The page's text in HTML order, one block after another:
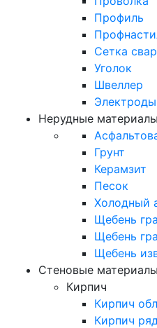
Профиль
Сетка
Уголок
Швеллер
Электроды
Нерудные материалы
Грунт
Керамзит
Песок
Холодный
Щебень
Щебень
Щебень
Стеновые материалы
Кирпич
Кирпич
Кирпич